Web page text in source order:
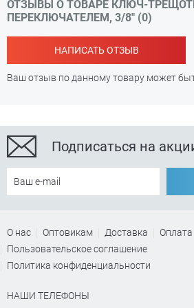
ОТЗЫВЫ О ТОВАРЕ КЛЮЧ-
ПЕРЕКЛЮЧАТЕЛЕМ, 3/8" (0)
НАПИСАТЬ ОТЗЫВ
Ваш отзыв по данному товару может
Подписаться на
О нас Оптовикам Доставка Оплата
Пользовательское соглашение
Политика конфиденциальности
НАШИ ТЕЛЕФОНЫ